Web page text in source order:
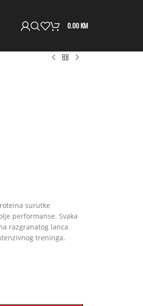
0.00KM
surutke
performanse. Svaka
razgranatog lanca
treninga.